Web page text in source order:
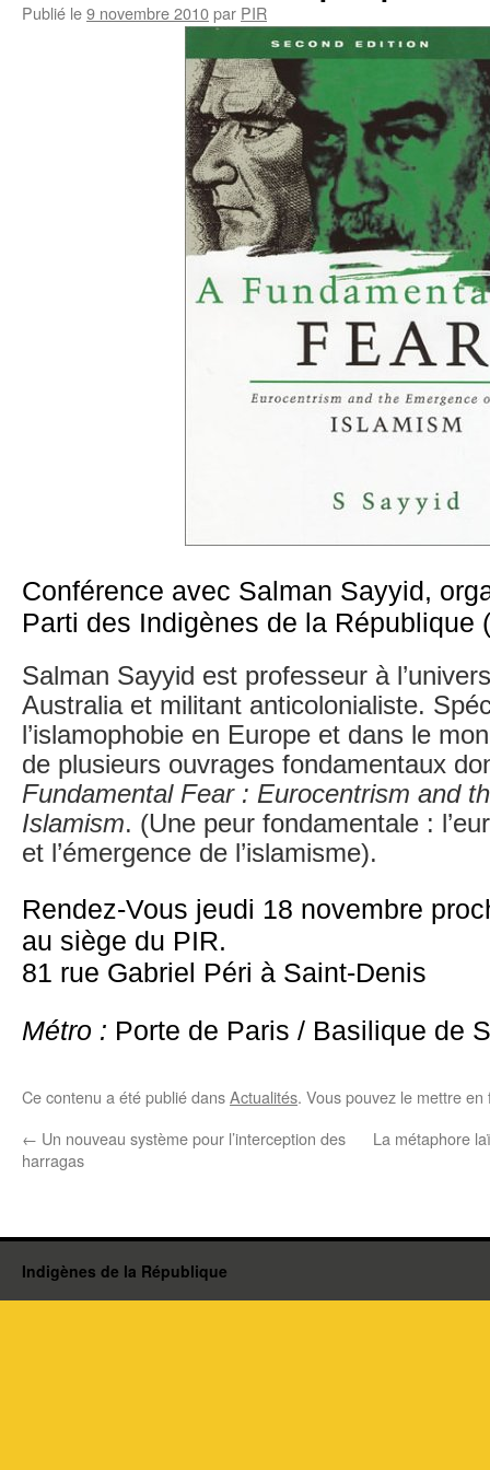
Publié le9 novembre 2010par PIR
Conférence avec Salman Sayyid,
Parti des Indigènes de la République
Salman Sayyid est professeur à
Australia et militant anticolonialiste.
l’islamophobie en Europe et dans le
de plusieurs ouvrages fondamentaux
Fundamental Fear : Eurocentrism and
Islamism. (Une peur fondamentale :
et l’émergence de l’islamisme).
Rendez-Vous jeudi 18 novembre
au siège du PIR.
81 rue Gabriel Péri à Saint-Denis
Métro : Porte de Paris / Basilique de
Ce contenu a été publié dansActualités. Vous pouvez le mettre
← Un nouveau système pour l’interception des
harragas
La métaphore
Indigènes de la République